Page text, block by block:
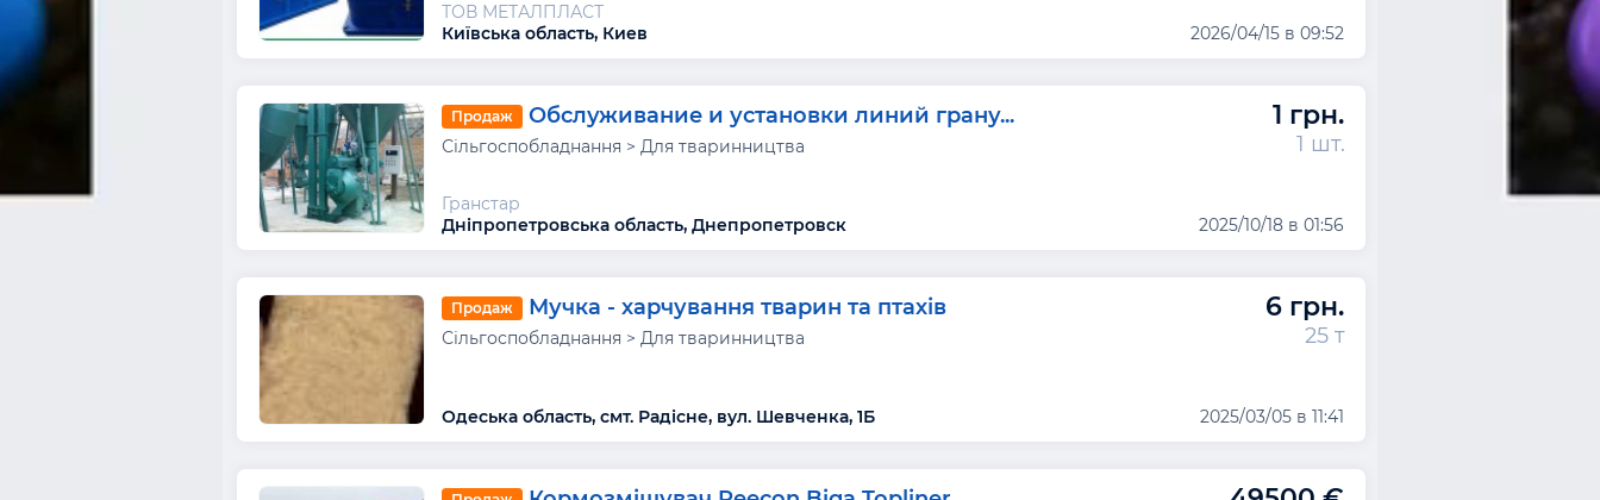
ТОВ МЕТАЛПЛАСТ
Київська область, Киев
2026/04/15 в 09:52
Продаж Обслуживание и установки линий грану... 1 грн.
Сільгоспобладнання > Для тваринництва 1 шт.
Гранстар
Дніпропетровська область, Днепропетровск
2025/10/18 в 01:56
Продаж Мучка - харчування тварин та птахів 6 грн.
Сільгоспобладнання > Для тваринництва 25 т
Одеська область, смт. Радісне, вул. Шевченка, 1Б 2025/03/05 в 11:41